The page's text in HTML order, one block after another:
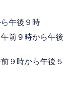
午後９時
前９時から午後
９時から午後５